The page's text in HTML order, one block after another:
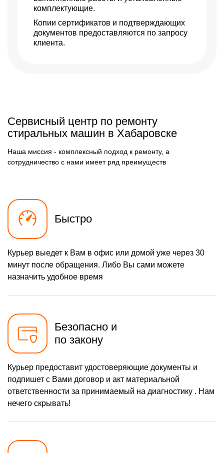
комплектующие.
Копии сертификатов и подтверждающих
документов предоставляются по запросу
клиента.
Сервисный центр по ремонту
стиральных машин в Хабаровске
Наша миссия - комплексный подход к ремонту, а
сотрудничество с нами имеет ряд преимуществ
Быстро
Курьер выедет к Вам в офис или домой уже через 30
минут после обращения. Либо Вы сами можете
назначить удобное время
Безопасно и
по закону
Курьер предоставит удостоверяющие документы и
подпишет с Вами договор и акт материальной
ответственности за принимаемый на диагностику . Нам
нечего скрывать!